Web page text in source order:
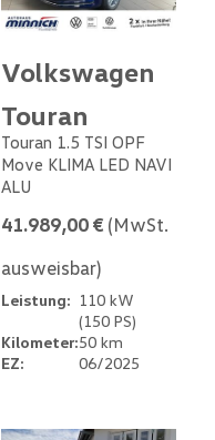
Volkswagen
Touran
Touran 1.5 TSI OPF
Move KLIMA LED NAVI
ALU
41.989,00 € (MwSt.
ausweisbar)
Leistung: 110 kW
(150 PS)
Kilometer:50 km
EZ:
06/2025